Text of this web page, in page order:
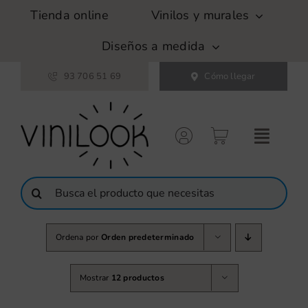
SaltarTienda online
Vinilos y murales
Diseños a medida
93 706 51 69 Cómo llegar
Buscar:
Ordena por Orden predeterminado
Mostrar 12 productos